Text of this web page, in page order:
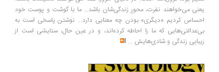
یعنی می‌خواهند نفرت، محورِ زندگی‌شان باشد... ما با گوشت و پوست خود
احساس کردیم «دیگری» بودن چه معنایی دارد... نوشتن پاسخی است به
بی‌عدالتی‌هایی که ما را احاطه کرده‌اند، و در عین حال، ستایشی است از
زیبایی زندگی و شادی‌هایش ...